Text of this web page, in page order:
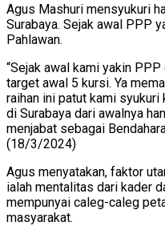
Agus Mashuri mensyukuri
Surabaya. Sejak awal PPP
Pahlawan.
“Sejak awal kami yakin
target awal 5 kursi. Ya
raihan ini patut kami
di Surabaya dari awalnya
menjabat sebagai
(18/3/2024)
Agus menyatakan, faktor
ialah mentalitas dari kader
mempunyai caleg-caleg
masyarakat.